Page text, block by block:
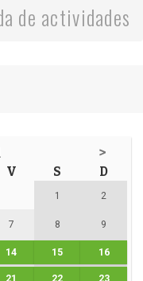
de actividades
>
V S D
1 2
7 8 9
14 15 16
21 22 23